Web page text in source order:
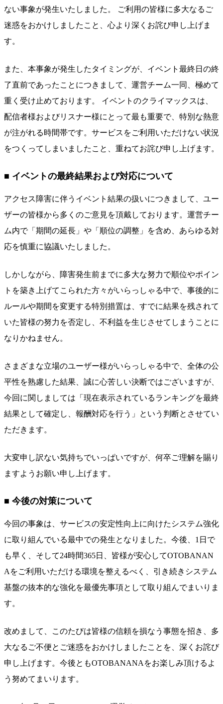
ない事象が発生いたしました。 ご利用の皆様に多大なるご
迷惑をおかけしましたこと、心より深くお詫び申し上げま
す。
また、本事象が発生したタイミングが、イベント最終日の終
了直前であったことにつきまして、運営チーム一同、極めて
重く受け止めております。 イベントのクライマックスは、
配信者様およびリスナー様にとって最も重要で、特別な熱意
が注がれる時間帯です。サービスをご利用いただけない状況
をつくってしまいましたこと、重ねてお詫び申し上げます。
■ イベントの最終結果および対応について
アクセス障害に伴うイベント結果の扱いにつきまして、ユー
ザーの皆様から多くのご意見を頂戴しております。運営チー
ム内で「期間の延長」や「順位の調整」を含め、あらゆる対
応を慎重に協議いたしました。
しかしながら、障害発生前までに多大な努力で順位やポイン
トを築き上げてこられた方々がいらっしゃる中で、事後的に
ルールや期間を変更する特別措置は、すでに結果を残されて
いた皆様の努力を否定し、不利益を生じさせてしまうことに
なりかねません。
さまざまな立場のユーザー様がいらっしゃる中で、全体の公
平性を熟慮した結果、誠に心苦しい決断ではございますが、
今回に関しましては「現在表示されているランキングを最終
結果として確定し、報酬対応を行う」という判断とさせてい
ただきます。
大変申し訳ない気持ちでいっぱいですが、何卒ご理解を賜り
ますようお願い申し上げます。
■ 今後の対策について
今回の事象は、サービスの安定性向上に向けたシステム強化
に取り組んでいる最中での発生となりました。今後、1日で
も早く、そして24時間365日、皆様が安心してOTOBANAN
Aをご利用いただける環境を整えるべく、引き続きシステム
基盤の抜本的な強化を最優先事項として取り組んでまいりま
す。
改めまして、このたびは皆様の信頼を損なう事態を招き、多
大なるご不便とご迷惑をおかけしましたことを、深くお詫び
申し上げます。今後ともOTOBANANAをお楽しみ頂けるよ
う努めてまいります。